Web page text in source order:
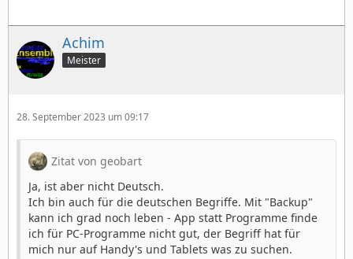
Achim
Meister
28. September 2023 um 09:17
Zitat von geobart
Ja, ist aber nicht Deutsch.
Ich bin auch für die deutschen Begriffe. Mit "Backup"
kann ich grad noch leben - App statt Programme finde
ich für PC-Programme nicht gut, der Begriff hat für
mich nur auf Handy's und Tablets was zu suchen.